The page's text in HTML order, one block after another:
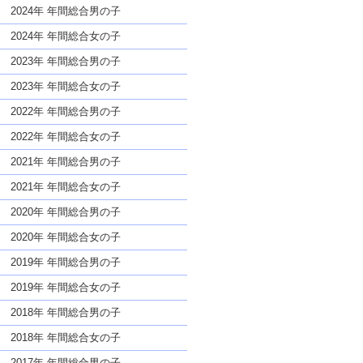
名前であっても奇抜すぎない
2024年 年間総合男の子
2024年 年間総合女の子
2023年 年間総合男の子
2023年 年間総合女の子
2022年 年間総合男の子
2022年 年間総合女の子
2021年 年間総合男の子
2021年 年間総合女の子
2020年 年間総合男の子
2020年 年間総合女の子
2019年 年間総合男の子
2019年 年間総合女の子
2018年 年間総合男の子
2018年 年間総合女の子